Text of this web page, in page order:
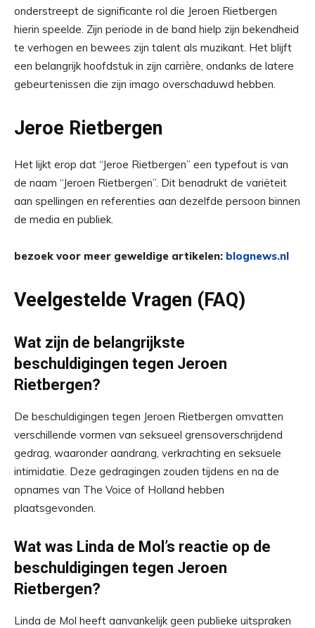
onderstreept de significante rol die Jeroen Rietbergen
hierin speelde. Zijn periode in de band hielp zijn bekendheid
te verhogen en bewees zijn talent als muzikant. Het blijft
een belangrijk hoofdstuk in zijn carrière, ondanks de latere
gebeurtenissen die zijn imago overschaduwd hebben.
Jeroe Rietbergen
Het lijkt erop dat “Jeroe Rietbergen” een typefout is van
de naam “Jeroen Rietbergen”. Dit benadrukt de variëteit
aan spellingen en referenties aan dezelfde persoon binnen
de media en publiek.
bezoek voor meer geweldige artikelen: blognews.nl
Veelgestelde Vragen (FAQ)
Wat zijn de belangrijkste
beschuldigingen tegen Jeroen
Rietbergen?
De beschuldigingen tegen Jeroen Rietbergen omvatten
verschillende vormen van seksueel grensoverschrijdend
gedrag, waaronder aandrang, verkrachting en seksuele
intimidatie. Deze gedragingen zouden tijdens en na de
opnames van The Voice of Holland hebben
plaatsgevonden.
Wat was Linda de Mol’s reactie op de
beschuldigingen tegen Jeroen
Rietbergen?
Linda de Mol heeft aanvankelijk geen publieke uitspraken